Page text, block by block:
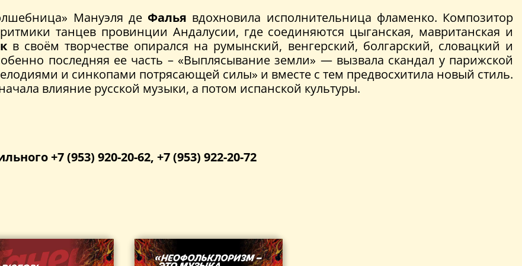
Мануэля де Фалья вдохновила исполнительница фламенко. Композитор
танцев провинции Андалусии, где соединяются цыганская, мавританская и
в своём творчестве опирался на румынский, венгерский, болгарский, словацкий и
последняя ее часть – «Выплясывание земли» — вызвала скандал у парижской
и синкопами потрясающей силы» и вместе с тем предвосхитила новый стиль.
влияние русской музыки, а потом испанской культуры.
+7 (953) 920-20-62, +7 (953) 922-20-72